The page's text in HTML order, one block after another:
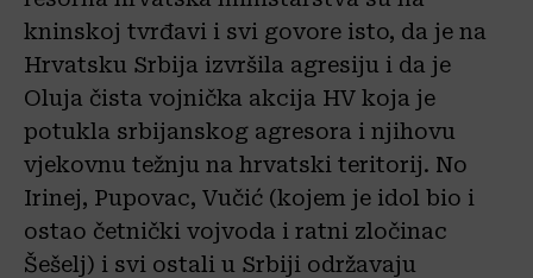
kninskoj tvrđavi i svi govore isto, da je na
Hrvatsku Srbija izvršila agresiju i da je
Oluja čista vojnička akcija HV koja je
potukla srbijanskog agresora i njihovu
vjekovnu težnju na hrvatski teritorij. No
Irinej, Pupovac, Vučić (kojem je idol bio i
ostao četnički vojvoda i ratni zločinac
Šešelj) i svi ostali u Srbiji održavaju